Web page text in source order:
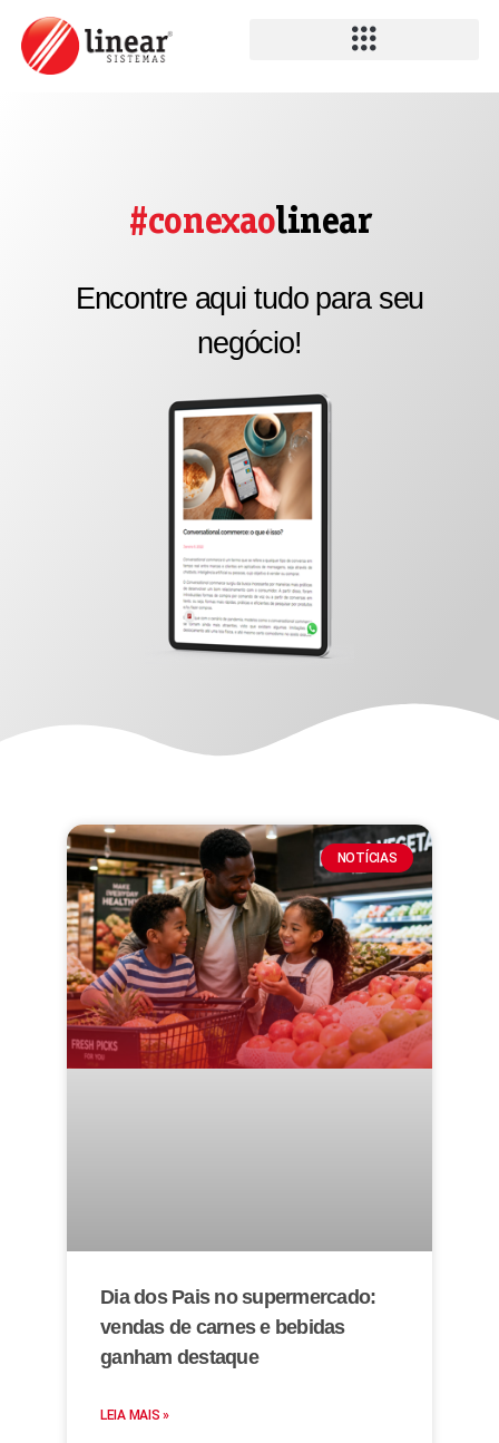
#conexaolinear
Encontre aqui tudo para seu
negócio!
NOTÍCIAS
Dia dos Pais no supermercado:
vendas de carnes e bebidas
ganham destaque
LEIA MAIS »